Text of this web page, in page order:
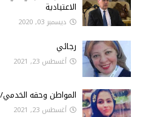
الاعتيادية
ديسمبر 03, 2020
رجائي
أغسطس 23, 2021
المواطن وحقه الخدمي/
أغسطس 23, 2021